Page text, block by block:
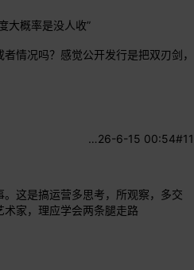
大概率是没人收”
情况吗？感觉公开发行是把双刃剑，
#11
26-6-15 00:54
…
。这是搞运营多思考，所观察，多交
家，理应学会两条腿走路